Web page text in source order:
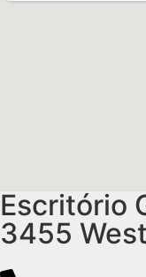
Escritório
3455